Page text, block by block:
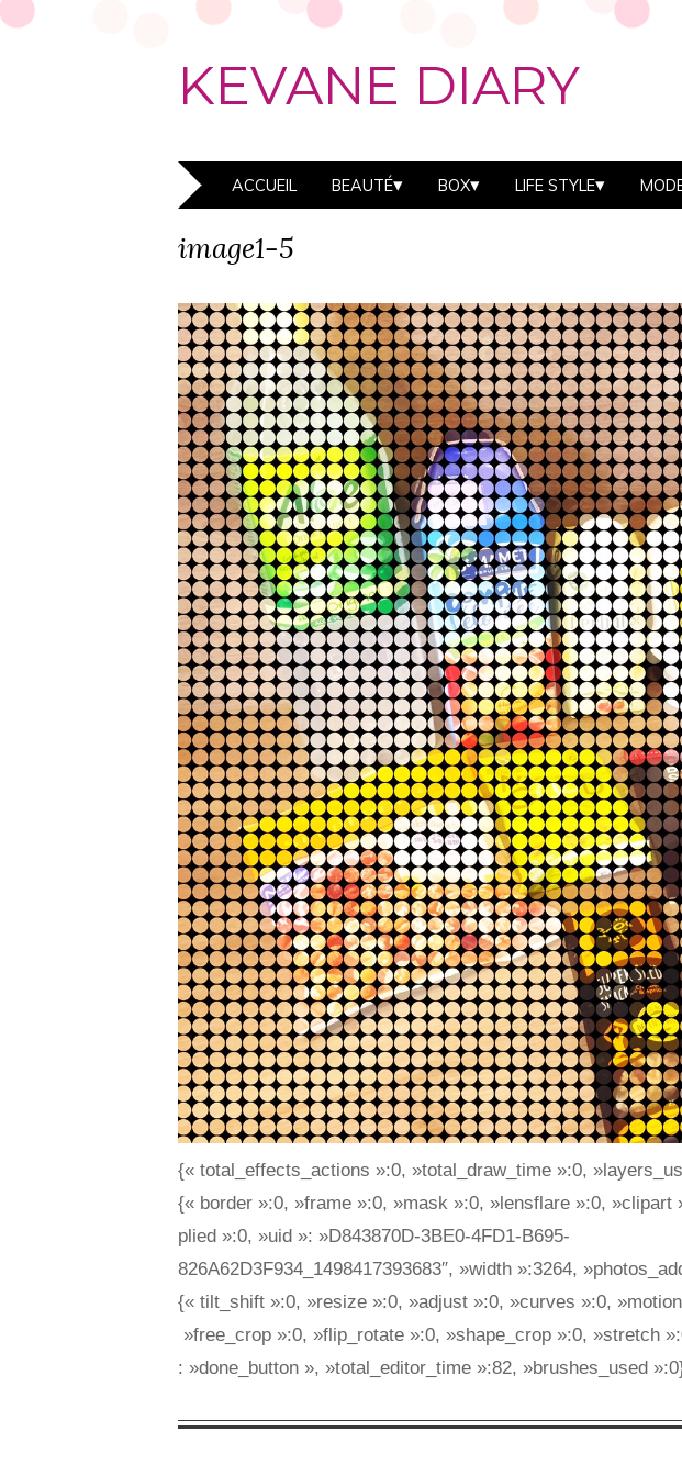
KEVANE DIARY
ACCUEIL BEAUTÉ BOX LIFE STYLE
image1-5
{« total_effects_actions »:0, »total_draw_time »:0,
{« border »:0, »frame »:0, »mask »:0, »lensflare »:0,
plied »:0, »uid »: »D843870D-3BE0-4FD1-B695-
826A62D3F934_1498417393683″, »width »:3264,
{« tilt_shift »:0, »resize »:0, »adjust »:0, »curves »:0,
»free_crop »:0, »flip_rotate »:0, »shape_crop »:0, »stretch
: »done_button », »total_editor_time »:82, »brushes_used